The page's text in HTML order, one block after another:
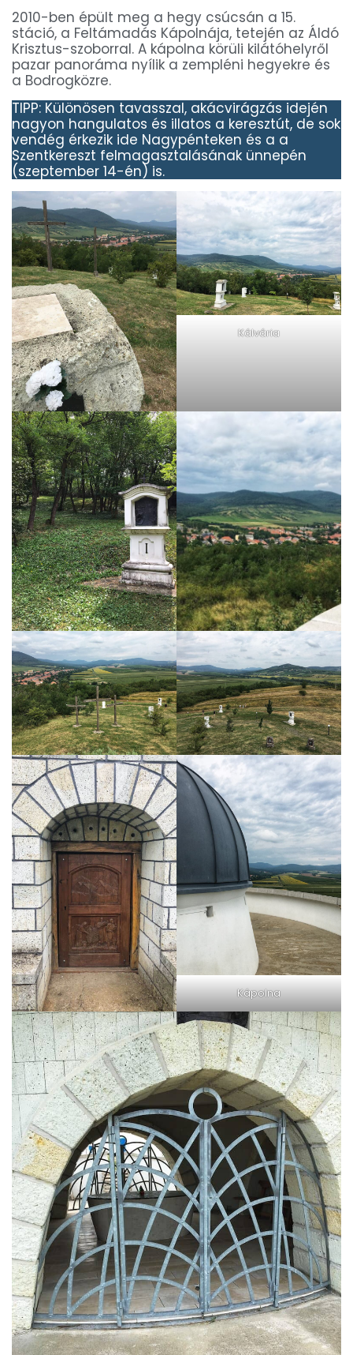
2010-ben épült meg a hegy csúcsán a 15.
stáció, a Feltámadás Kápolnája, tetején az Áldó
Krisztus-szoborral. A kápolna körüli kilátóhelyről
pazar panoráma nyílik a zempléni hegyekre és
a Bodrogközre.
TIPP: Különösen tavasszal, akácvirágzás idején
nagyon hangulatos és illatos a keresztút, de sok
vendég érkezik ide Nagypénteken és a a
Szentkereszt felmagasztalásának ünnepén
(szeptember 14-én) is.
Kálvária
Kápolna